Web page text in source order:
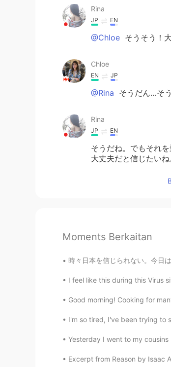
Rina
JP EN
@Chloe そうそう！
Chloe
EN JP
@Rina そうだん…そ
Rina
JP EN
そうだね。でもそれ
大丈夫だと信じたいね
Moments Berkaitan
時々日本を信じられない。今日は近所の
I feel like this during this Virus
Good morning! Cooking for
I'm so tired, I've been trying to
Yesterday I went to my cousins
Excerpt from Reason by Isaac